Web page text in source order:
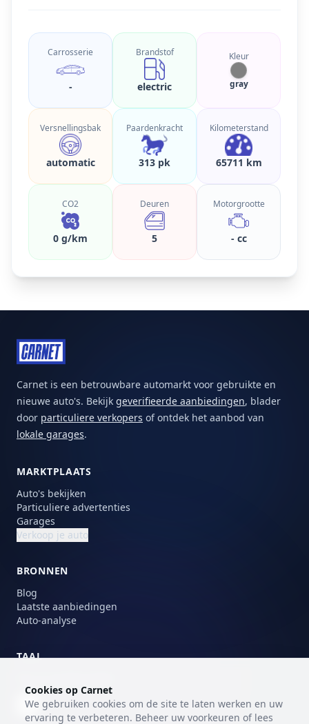
Carrosserie
-
Brandstof
electric
Kleur
gray
Versnellingsbak
automatic
Paardenkracht
313 pk
Kilometerstand
65711 km
CO2
0 g/km
Deuren
5
Motorgrootte
- cc
Carnet is een betrouwbare automarkt voor gebruikte en
nieuwe auto's. Bekijk geverifieerde aanbiedingen, blader
door particuliere verkopers of ontdek het aanbod van
lokale garages.
MARKTPLAATS
Auto's bekijken
Particuliere advertenties
Garages
Verkoop je auto
BRONNEN
Blog
Laatste aanbiedingen
Auto-analyse
TAAL
NL
Cookies op Carnet
We gebruiken cookies om de site te laten werken en uw
ervaring te verbeteren. Beheer uw voorkeuren of lees